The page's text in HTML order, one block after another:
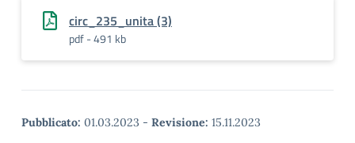
circ_235_unita (3)
pdf - 491 kb
Pubblicato: 01.03.2023 - Revisione: 15.11.2023